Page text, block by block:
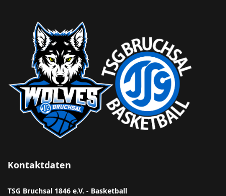
Kontaktdaten
TSG Bruchsal 1846 e.V. - Basketball